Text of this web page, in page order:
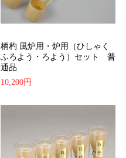
柄杓 風炉用・炉用（ひしゃく
ふろよう・ろよう）セット 普
通品
10,200円